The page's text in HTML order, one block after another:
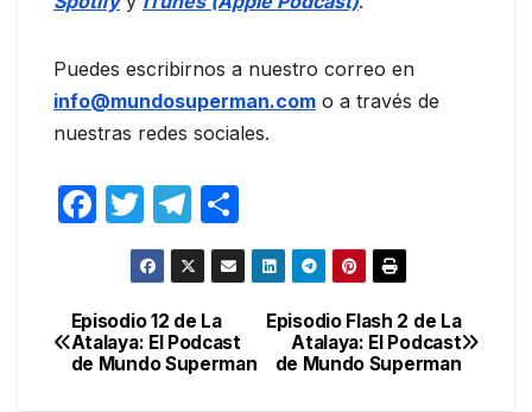
Puedes escribirnos a nuestro correo en
info@mundosuperman.com o a través de
nuestras redes sociales.
F
e
b
T
w
itt
er
T
el
e
gr
a
o
m
ar
Navegación
de
Episodio Flash 2 de La
Atalaya: El Podcast
de Mundo Superman
Episodio 12 de La
Atalaya: El Podcast
de Mundo Superman